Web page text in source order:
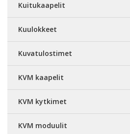
Kuitukaapelit
Kuulokkeet
Kuvatulostimet
KVM kaapelit
KVM kytkimet
KVM moduulit